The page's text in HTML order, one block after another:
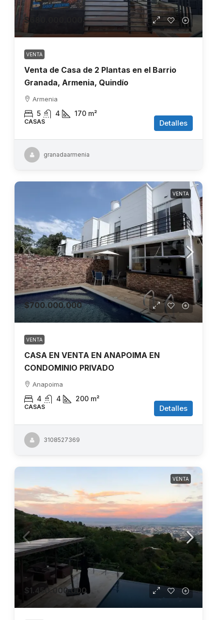
$680.000.000
VENTA
Venta de Casa de 2 Plantas en el Barrio
Granada, Armenia, Quindío
Armenia
5 4 170 m²
CASAS Detalles
granadaarmenia
VENTA
$700.000.000
VENTA
CASA EN VENTA EN ANAPOIMA EN
CONDOMINIO PRIVADO
Anapoima
4 4 200 m²
CASAS Detalles
3108527369
VENTA
$1.450.000.000